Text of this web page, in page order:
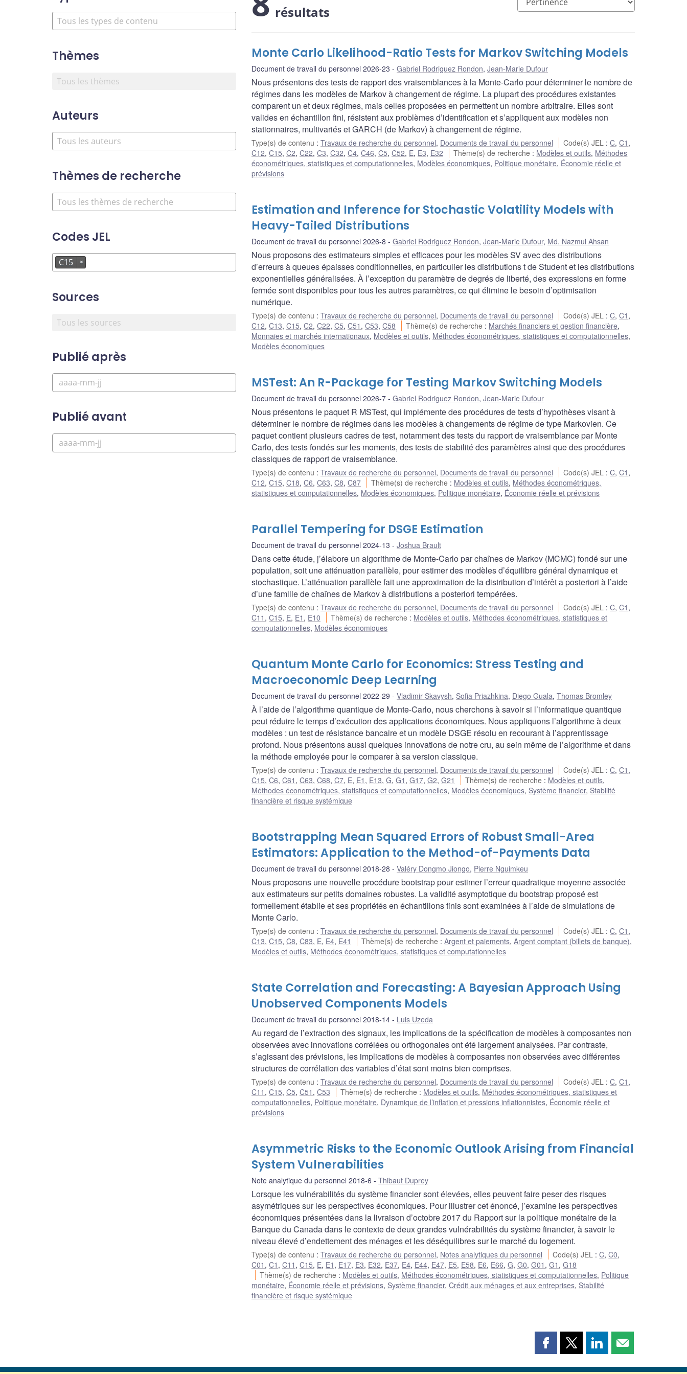
Thèmes
Auteurs
Thèmes de recherche
Codes JEL
C15 ×
Sources
Publié après
Publié avant
résultats
Monte Carlo Likelihood-Ratio Tests for Markov Switching Models
Document de travail du personnel 2026-23 Gabriel Rodriguez Rondon, Jean-Marie Dufour
Nous présentons des tests de rapport des vraisemblances à la Monte-Carlo pour déterminer le nombre de
régimes dans les modèles de Markov à changement de régime. La plupart des procédures existantes
comparent un et deux régimes, mais celles proposées en permettent un nombre arbitraire. Elles sont
valides en échantillon fini, résistent aux problèmes d’identification et s’appliquent aux modèles non
stationnaires, multivariés et GARCH (de Markov) à changement de régime.
Type(s) de contenu : Travaux de recherche du personnel, Documents de travail du personnel Code(s) JEL :C,C1 ,
C12, C15, C2, C22, C3, C32, C4, C46, C5, C52, E, E3, E32 Thème(s) de recherche : Modèles et outils, Méthodes
économétriques, statistiques et computationnelles, Modèles économiques, Politique monétaire, Économie réelle et
prévisions
Estimation and Inference for Stochastic Volatility Models with
Heavy-Tailed Distributions
Document de travail du personnel 2026-8 Gabriel Rodriguez Rondon, Jean-Marie Dufour, Md. Nazmul Ahsan
Nous proposons des estimateurs simples et efficaces pour les modèles SV avec des distributions
d’erreurs à queues épaisses conditionnelles, en particulier les distributions t de Student et les distributions
exponentielles généralisées. À l’exception du paramètre de degrés de liberté, des expressions en forme
fermée sont disponibles pour tous les autres paramètres, ce qui élimine le besoin d’optimisation
numérique.
Type(s) de contenu : Travaux de recherche du personnel, Documents de travail du personnel Code(s) JEL :C,C1 ,
C12, C13, C15, C2, C22, C5, C51 , C53, C58 Thème(s) de recherche : Marchés financiers et gestion financière,
Monnaies et marchés internationaux, Modèles et outils, Méthodes économétriques, statistiques et computationnelles,
Modèles économiques
MSTest: An R-Package for Testing Markov Switching Models
Document de travail du personnel 2026-7 Gabriel Rodriguez Rondon, Jean-Marie Dufour
Nous présentons le paquet R MSTest, qui implémente des procédures de tests d’hypothèses visant à
déterminer le nombre de régimes dans les modèles à changements de régime de type Markovien. Ce
paquet contient plusieurs cadres de test, notamment des tests du rapport de vraisemblance par Monte
Carlo, des tests fondés sur les moments, des tests de stabilité des paramètres ainsi que des procédures
classiques de rapport de vraisemblance.
Type(s) de contenu : Travaux de recherche du personnel, Documents de travail du personnel Code(s) JEL :C,C1 ,
C12, C15, C18, C6, C63, C8, C87 Thème(s) de recherche : Modèles et outils, Méthodes économétriques,
statistiques et computationnelles, Modèles économiques, Politique monétaire, Économie réelle et prévisions
Parallel Tempering for DSGE Estimation
Document de travail du personnel 2024-13 Joshua Brault
Dans cette étude, j’élabore un algorithme de Monte-Carlo par chaînes de Markov (MCMC) fondé sur une
population, soit une atténuation parallèle, pour estimer des modèles d’équilibre général dynamique et
stochastique. L’atténuation parallèle fait une approximation de la distribution d’intérêt a posteriori à l’aide
d’une famille de chaînes de Markov à distributions a posteriori tempérées.
Type(s) de contenu : Travaux de recherche du personnel, Documents de travail du personnel Code(s) JEL :C,C1 ,
C11 , C15, E, E1 , E10 Thème(s) de recherche : Modèles et outils, Méthodes économétriques, statistiques et
computationnelles, Modèles économiques
Quantum Monte Carlo for Economics: Stress Testing and
Macroeconomic Deep Learning
Document de travail du personnel 2022-29 Vladimir Skavysh, Sofia Priazhkina, Diego Guala, Thomas Bromley
À l’aide de l’algorithme quantique de Monte-Carlo, nous cherchons à savoir si l’informatique quantique
peut réduire le temps d’exécution des applications économiques. Nous appliquons l’algorithme à deux
modèles : un test de résistance bancaire et un modèle DSGE résolu en recourant à l’apprentissage
profond. Nous présentons aussi quelques innovations de notre cru, au sein même de l’algorithme et dans
la méthode employée pour le comparer à sa version classique.
Type(s) de contenu : Travaux de recherche du personnel, Documents de travail du personnel Code(s) JEL :C,C1 ,
C15, C6, C61 , C63, C68, C7, E, E1 , E13, G, G1 , G17, G2, G21 Thème(s) de recherche : Modèles et outils,
Méthodes économétriques, statistiques et computationnelles, Modèles économiques, Système financier, Stabilité
financière et risque systémique
Bootstrapping Mean Squared Errors of Robust Small-Area
Estimators: Application to the Method-of-Payments Data
Document de travail du personnel 2018-28 Valéry Dongmo Jiongo, Pierre Nguimkeu
Nous proposons une nouvelle procédure bootstrap pour estimer l’erreur quadratique moyenne associée
aux estimateurs sur petits domaines robustes. La validité asymptotique du bootstrap proposé est
formellement établie et ses propriétés en échantillons finis sont examinées à l’aide de simulations de
Monte Carlo.
Type(s) de contenu : Travaux de recherche du personnel, Documents de travail du personnel Code(s) JEL :C,C1 ,
C13, C15, C8, C83, E, E4, E41 Thème(s) de recherche :Argent et paiements,Argent comptant (billets de banque),
Modèles et outils, Méthodes économétriques, statistiques et computationnelles
State Correlation and Forecasting: A Bayesian Approach Using
Unobserved Components Models
Document de travail du personnel 2018-14 Luis Uzeda
Au regard de l’extraction des signaux, les implications de la spécification de modèles à composantes non
observées avec innovations corrélées ou orthogonales ont été largement analysées. Par contraste,
s’agissant des prévisions, les implications de modèles à composantes non observées avec différentes
structures de corrélation des variables d’état sont moins bien comprises.
Type(s) de contenu : Travaux de recherche du personnel, Documents de travail du personnel Code(s) JEL :C,C1 ,
C11 , C15, C5, C51 , C53 Thème(s) de recherche : Modèles et outils, Méthodes économétriques, statistiques et
computationnelles, Politique monétaire, Dynamique de l’inflation et pressions inflationnistes, Économie réelle et
prévisions
Asymmetric Risks to the Economic Outlook Arising from Financial
System Vulnerabilities
Note analytique du personnel 2018-6 Thibaut Duprey
Lorsque les vulnérabilités du système financier sont élevées, elles peuvent faire peser des risques
asymétriques sur les perspectives économiques. Pour illustrer cet énoncé, j’examine les perspectives
économiques présentées dans la livraison d’octobre 2017 du Rapport sur la politique monétaire de la
Banque du Canada dans le contexte de deux grandes vulnérabilités du système financier, à savoir le
niveau élevé d’endettement des ménages et les déséquilibres sur le marché du logement.
Type(s) de contenu : Travaux de recherche du personnel, Notes analytiques du personnel Code(s) JEL :C,C0,
C01 , C1 , C11 , C15, E, E1 , E17, E3, E32, E37, E4, E44, E47, E5, E58, E6, E66, G, G0, G01 , G1 , G18
Thème(s) de recherche : Modèles et outils, Méthodes économétriques, statistiques et computationnelles, Politique
monétaire, Économie réelle et prévisions, Système financier, Crédit aux ménages et aux entreprises, Stabilité
financière et risque systémique
Partager
page
Partager
page
Partager
page
Partager
page